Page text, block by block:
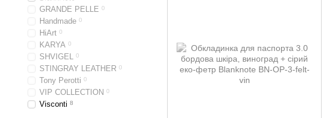
GRANDE PELLE 0
Handmade 0
HiArt 0
KARYA 0
SHVIGEL 0
STINGRAY LEATHER 0
Tony Perotti 0
VIP COLLECTION 0
Visconti 8